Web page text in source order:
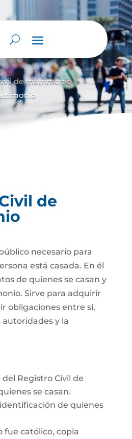
de matrimonio 9
de
necesario para
está casada. En él
de quienes se casan y
Sirve para adquirir
obligaciones entre sí,
autoridades y la
Registro Civil de
se casan.
de quienes
fue católico, copia